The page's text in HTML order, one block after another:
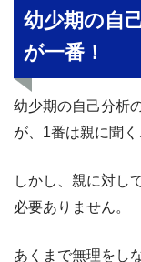
幼少期の自
が一番！
幼少期の自己分析
が、1番は親に聞く
しかし、親に対し
必要ありません。
あくまで無理をし